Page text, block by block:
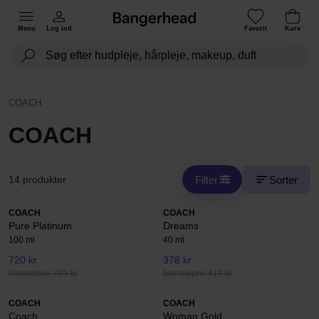
Menu Log ind Favorit Kurv
COACH
COACH
14 produkter Filter Sorter
COACH
Pure Platinum
100 ml
720 kr
Normalpris 799 kr
COACH
Dreams
40 ml
378 kr
Normalpris 419 kr
COACH
Coach
COACH
Woman Gold